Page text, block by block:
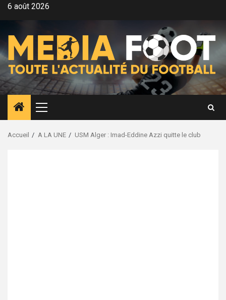
Aller6 août 2026
Menu
principal
Accueil A LA UNE USM Alger : Imad-Eddine Azzi quitte le club